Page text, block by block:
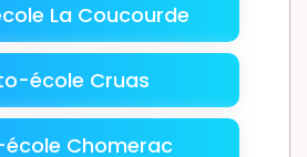
La Coucourde
école Cruas
Chomerac